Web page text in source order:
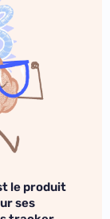
le produit
ses